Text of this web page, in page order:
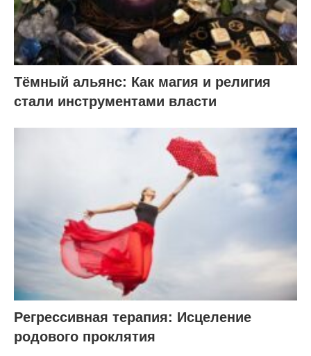
Тёмный альянс: Как магия и религия
стали инструментами власти
Регрессивная терапия: Исцеление
родового проклятия